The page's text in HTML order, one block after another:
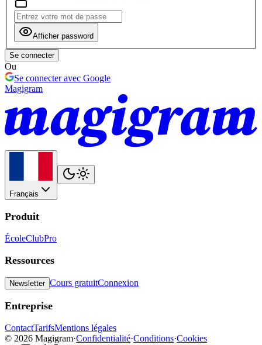
Afficher password
Se connecter
Ou
Se connecter avec Google
Magigram
Français
Produit
ÉcoleClubPro
Ressources
Newsletter Cours gratuitConnexion
Entreprise
ContactTarifsMentions légales
© 2026 Magigram·Confidentialité·Conditions·Cookies